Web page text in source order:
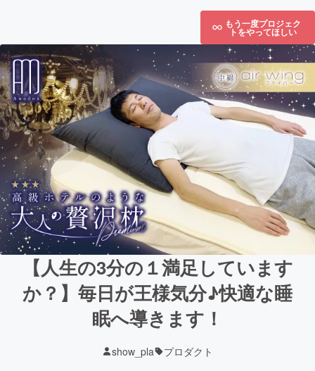
もう一度プロジェク
トをやってほしい
【人生の3分の１満足しています
か？】毎日が王様気分♪快適な睡
眠へ導きます！
show_pla プロダクト